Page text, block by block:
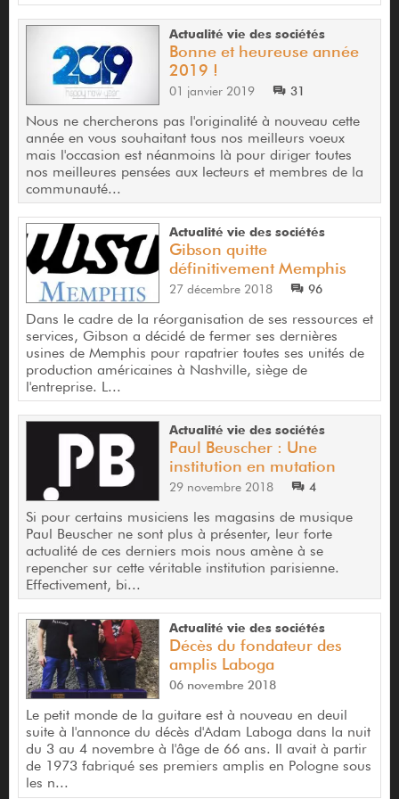
Actualité vie des sociétés
Bonne et heureuse année
2019 !
01 janvier 2019 31
Nous ne chercherons pas l'originalité à nouveau cette
année en vous souhaitant tous nos meilleurs voeux
mais l'occasion est néanmoins là pour diriger toutes
nos meilleures pensées aux lecteurs et membres de la
communauté...
Actualité vie des sociétés
Gibson quitte
définitivement Memphis
27 décembre 2018 96
Dans le cadre de la réorganisation de ses ressources et
services, Gibson a décidé de fermer ses dernières
usines de Memphis pour rapatrier toutes ses unités de
production américaines à Nashville, siège de
l'entreprise. L...
Actualité vie des sociétés
Paul Beuscher : Une
institution en mutation
29 novembre 2018 4
Si pour certains musiciens les magasins de musique
Paul Beuscher ne sont plus à présenter, leur forte
actualité de ces derniers mois nous amène à se
repencher sur cette véritable institution parisienne.
Effectivement, bi...
Actualité vie des sociétés
Décès du fondateur des
amplis Laboga
06 novembre 2018
Le petit monde de la guitare est à nouveau en deuil
suite à l'annonce du décès d'Adam Laboga dans la nuit
du 3 au 4 novembre à l'âge de 66 ans. Il avait à partir
de 1973 fabriqué ses premiers amplis en Pologne sous
les n...